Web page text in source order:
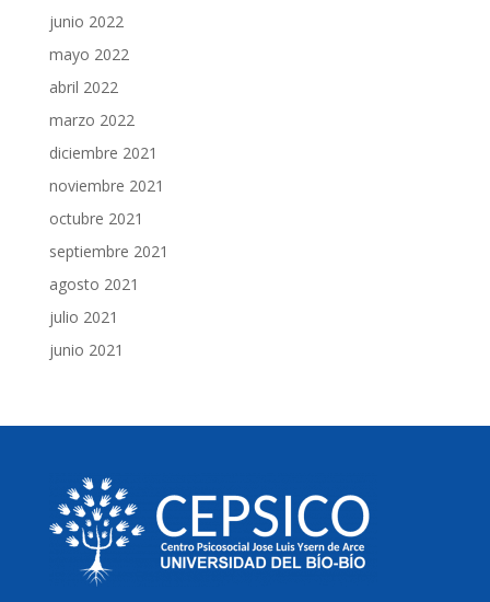
junio 2022
mayo 2022
abril 2022
marzo 2022
diciembre 2021
noviembre 2021
octubre 2021
septiembre 2021
agosto 2021
julio 2021
junio 2021